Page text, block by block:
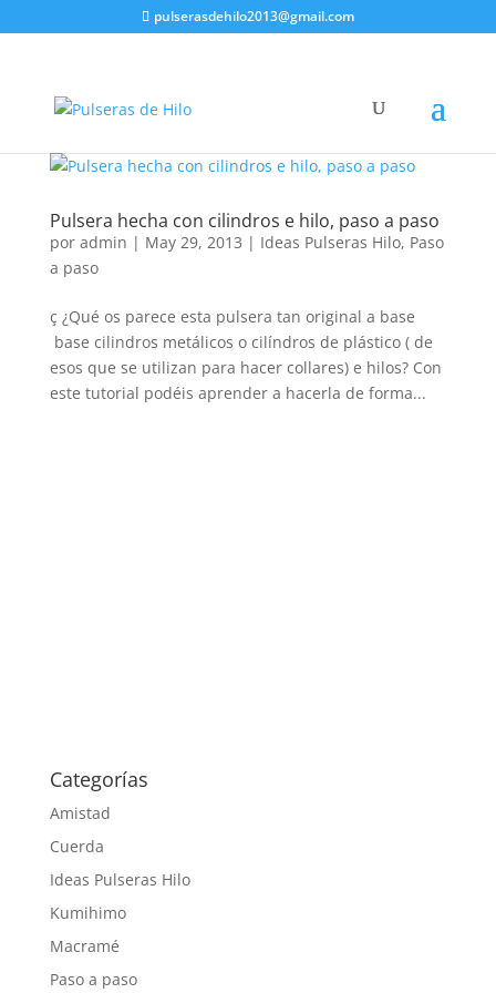
pulserasdehilo2013@gmail.com
Pulsera hecha con cilindros e hilo, paso a paso
por admin | May 29, 2013 | Ideas Pulseras Hilo, Paso
a paso
ç ¿Qué os parece esta pulsera tan original a base
base cilindros metálicos o cilíndros de plástico ( de
esos que se utilizan para hacer collares) e hilos? Con
este tutorial podéis aprender a hacerla de forma...
Categorías
Amistad
Cuerda
Ideas Pulseras Hilo
Kumihimo
Macramé
Paso a paso